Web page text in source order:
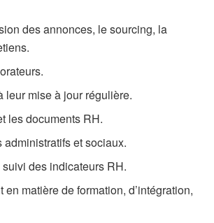
des annonces, le sourcing, la
leur mise à jour régulière.
les documents RH.
et sociaux.
des indicateurs RH.
matière de formation, d’intégration,